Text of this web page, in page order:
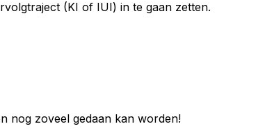
(KI of IUI) in te gaan zetten.
nog zoveel gedaan kan worden!